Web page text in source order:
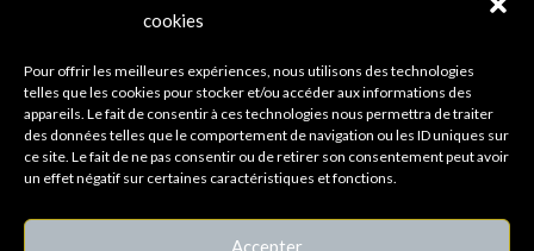
cookies
Pour offrir les meilleures expériences, nous utilisons des technologies
telles que les cookies pour stocker et/ou accéder aux informations des
appareils. Le fait de consentir à ces technologies nous permettra de traiter
des données telles que le comportement de navigation ou les ID uniques sur
ce site. Le fait de ne pas consentir ou de retirer son consentement peut avoir
un effet négatif sur certaines caractéristiques et fonctions.
Accepter
Mentions légales
Contact & réseau
christophe@couvin.com